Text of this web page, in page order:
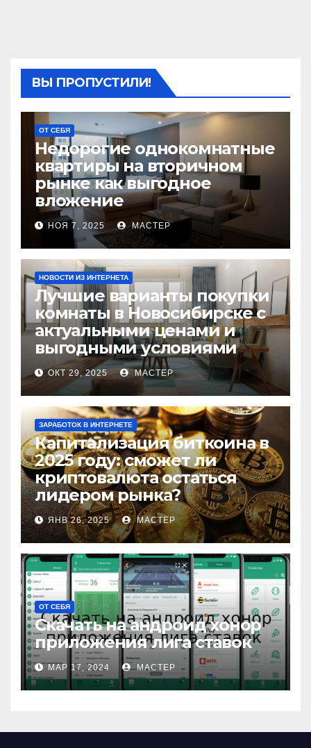
ВЫ ПРОПУСТИЛИ!
ОТ СЕБЯ
Недорогие однокомнатные
квартиры на вторичном
рынке как выгодное
вложение
НОЯ 7, 2025 МАСТЕР
НОВОСТИ ИЗ ИНТЕРНЕТА
Лучшие варианты покупки
комнаты в Новосибирске с
актуальными ценами и
выгодными условиями
ОКТ 29, 2025 МАСТЕР
ЗАРАБОТОК В ИНТЕРНЕТЕ
Капитализация биткоина в
2025 году: сможет ли
криптовалюта остаться
лидером рынка?
ЯНВ 26, 2025 МАСТЕР
ОТ СЕБЯ
Скачать на андроид хонор
приложения лига ставок
МАР 17, 2024 МАСТЕР